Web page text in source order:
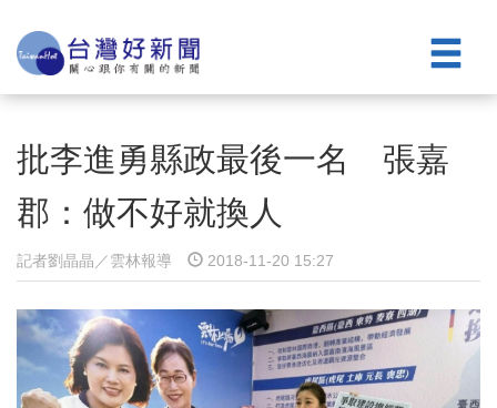
批李進勇縣政最後一名 張嘉
郡：做不好就換人
記者劉晶晶／雲林報導 2018-11-20 15:27